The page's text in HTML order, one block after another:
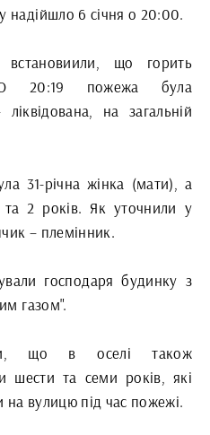
6 січня о 20:00.
встановиили, що горить
20:19 пожежа була
на загальній
31-річна жінка (мати), а
2 років. Як уточнили у
– племінник.
господаря будинку з
газом".
що в оселі також
шести та семи років, які
на вулицю під час пожежі.